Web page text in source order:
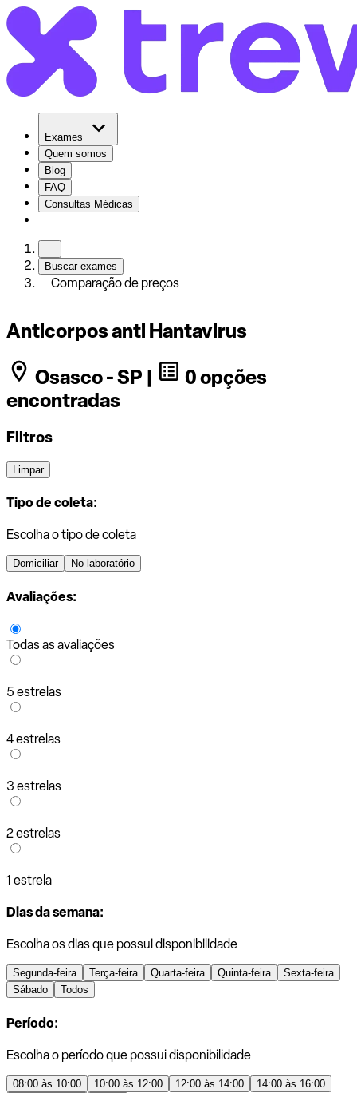
Exames
Quem somos
Blog
FAQ
Consultas Médicas
Buscar exames
Comparação de preços
Anticorpos anti Hantavirus
Osasco - SP |
0 opções
encontradas
Filtros
Limpar
Tipo de coleta:
Escolha o tipo de coleta
Domiciliar No laboratório
Avaliações:
Todas as avaliações
5 estrelas
4 estrelas
3 estrelas
2 estrelas
1 estrela
Dias da semana:
Escolha os dias que possui disponibilidade
Segunda-feira Terça-feira Quarta-feira Quinta-feira
Sexta-feira
Sábado
Todos
Período:
Escolha o período que possui disponibilidade
08:00 às 10:00 10:00 às 12:00 12:00 às 14:00
14:00 às 16:00